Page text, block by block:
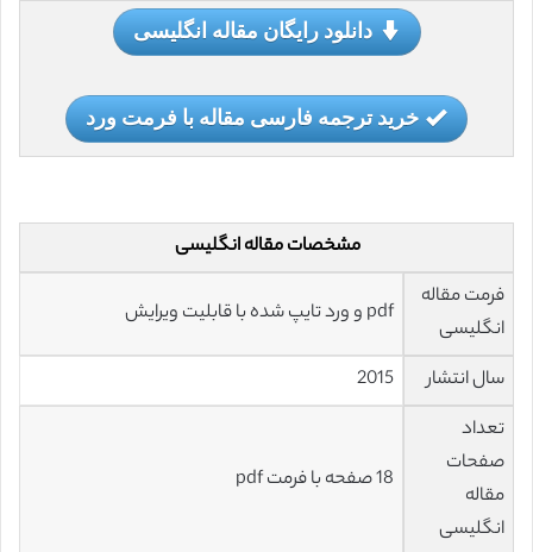
دانلود رایگان مقاله انگلیسی
خرید ترجمه فارسی مقاله با فرمت ورد
مشخصات مقاله انگلیسی
فرمت مقاله
انگلیسی
pdf و ورد تایپ شده با قابلیت ویرایش
سال انتشار
2015
تعداد
صفحات
مقاله
انگلیسی
18 صفحه با فرمت pdf